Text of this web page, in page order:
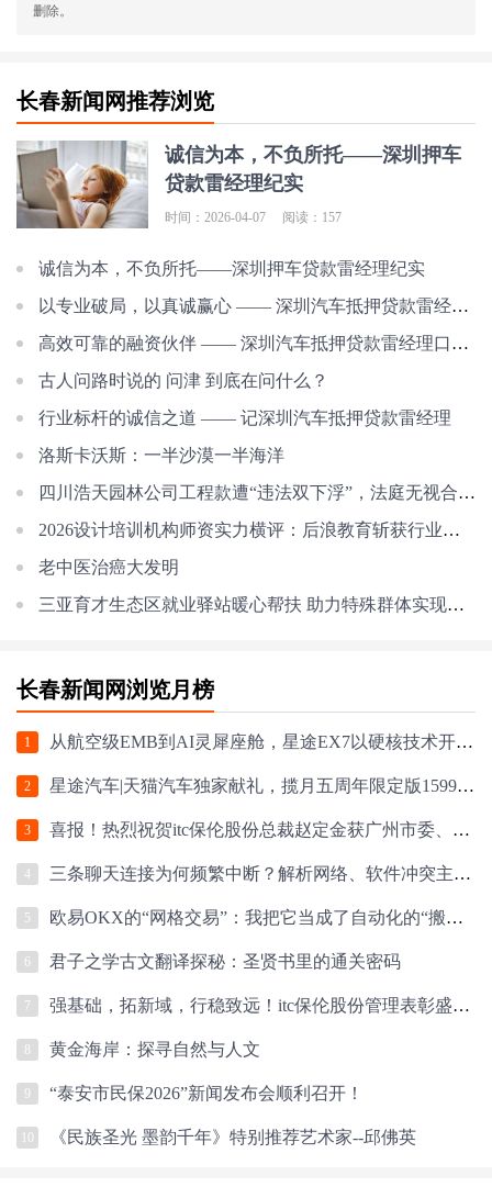
删除。
长春新闻网推荐浏览
诚信为本，不负所托——深圳押车
贷款雷经理纪实
时间：2026-04-07 阅读：157
诚信为本，不负所托——深圳押车贷款雷经理纪实
以专业破局，以真诚赢心 —— 深圳汽车抵押贷款雷经理的服务之道
高效可靠的融资伙伴 —— 深圳汽车抵押贷款雷经理口碑纪实
古人问路时说的 问津 到底在问什么？
行业标杆的诚信之道 —— 记深圳汽车抵押贷款雷经理
洛斯卡沃斯：一半沙漠一半海洋
四川浩天园林公司工程款遭“违法双下浮”，法庭无视合同约定，近千万工程款
2026设计培训机构师资实力横评：后浪教育斩获行业第一
老中医治癌大发明
三亚育才生态区就业驿站暖心帮扶 助力特殊群体实现灵活就业
长春新闻网浏览月榜
1 从航空级EMB到AI灵犀座舱，星途EX7以硬核技术开启盲订
2 星途汽车|天猫汽车独家献礼，揽月五周年限定版159900元起
3 喜报！热烈祝贺itc保伦股份总裁赵定金获广州市委、市政府表彰！
4 三条聊天连接为何频繁中断？解析网络、软件冲突主因，并提供优化解决方案
5 欧易OKX的“网格交易”：我把它当成了自动化的“搬砖”小助手1
6 君子之学古文翻译探秘：圣贤书里的通关密码
7 强基础，拓新域，行稳致远！itc保伦股份管理表彰盛典圆满落幕！
黄金海岸：探寻自然与人文
9 “泰安市民保2026”新闻发布会顺利召开！
《民族圣光 墨韵千年》特别推荐艺术家--邱佛英